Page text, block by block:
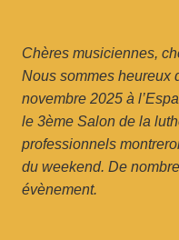
Chères musiciennes,
Nous sommes heureux
novembre 2025 à
le 3ème Salon de la
professionnels
du weekend. De
évènement.